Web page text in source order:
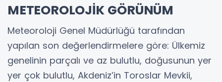
METEOROLOJİK GÖRÜNÜM
Meteoroloji Genel Müdürlüğü tarafından
yapılan son değerlendirmelere göre: Ülkemiz
genelinin parçalı ve az bulutlu, doğusunun yer
yer çok bulutlu, Akdeniz’in Toroslar Mevkii,